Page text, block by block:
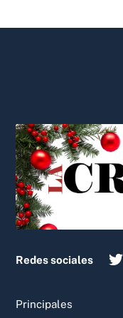
Redes sociales
Principales